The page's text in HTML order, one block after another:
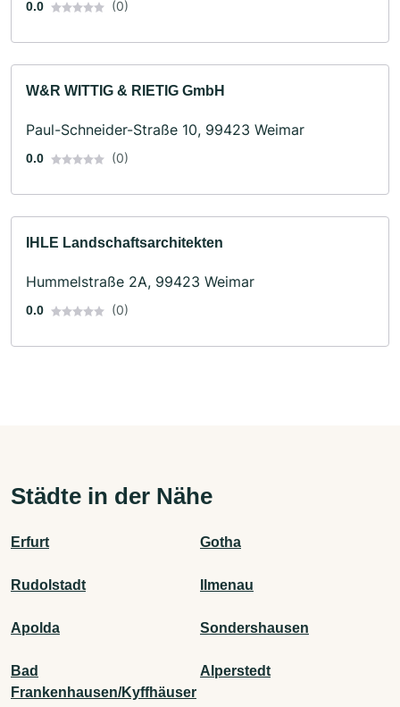
0.0 (0)
W&R WITTIG & RIETIG GmbH
Paul-Schneider-Straße 10, 99423 Weimar
0.0 (0)
IHLE Landschaftsarchitekten
Hummelstraße 2A, 99423 Weimar
0.0 (0)
Städte in der Nähe
Erfurt Gotha
Rudolstadt Ilmenau
Apolda Sondershausen
Bad
Frankenhausen/Kyffhäuser
Alperstedt